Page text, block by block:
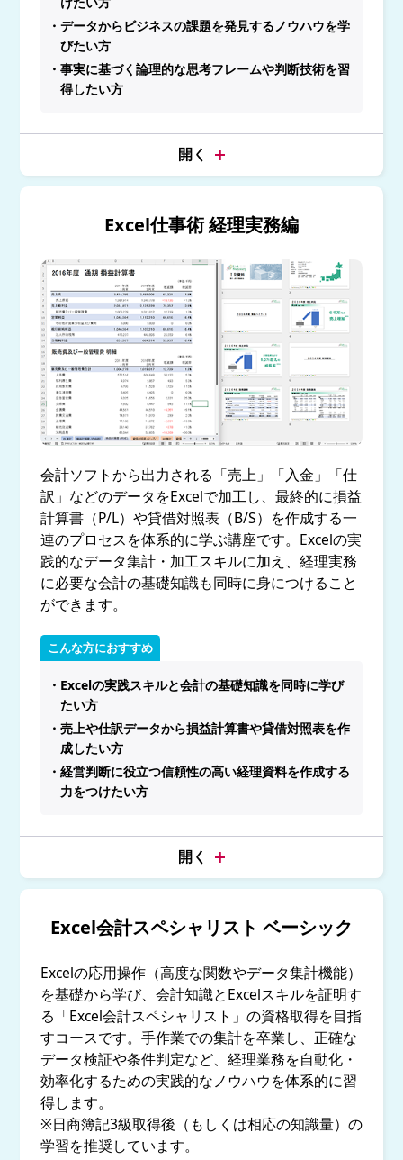
・データからビジネスの課題を発見するノウハウを学
びたい方
・事実に基づく論理的な思考フレームや判断技術を習
得したい方
Excel仕事術 経理実務編
会計ソフトから出力される「売上」「入金」「仕
訳」などのデータをExcelで加工し、最終的に損益
計算書（P/L）や貸借対照表（B/S）を作成する一
連のプロセスを体系的に学ぶ講座です。Excelの実
践的なデータ集計・加工スキルに加え、経理実務
に必要な会計の基礎知識も同時に身につけること
ができます。
こんな方におすすめ
・Excelの実践スキルと会計の基礎知識を同時に学び
たい方
・売上や仕訳データから損益計算書や貸借対照表を作
成したい方
・経営判断に役立つ信頼性の高い経理資料を作成する
力をつけたい方
Excel会計スペシャリスト ベーシック
Excelの応用操作（高度な関数やデータ集計機能）
を基礎から学び、会計知識とExcelスキルを証明す
る「Excel会計スペシャリスト」の資格取得を目指
すコースです。手作業での集計を卒業し、正確な
データ検証や条件判定など、経理業務を自動化・
効率化するための実践的なノウハウを体系的に習
得します。
※日商簿記3級取得後（もしくは相応の知識量）の
学習を推奨しています。